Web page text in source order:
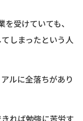
受けていても、
しまったという人
ルに全落ちがあり
れば勉強に苦労す